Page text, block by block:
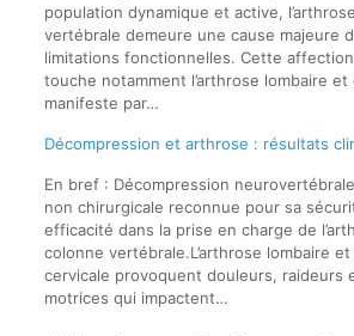
population dynamique et active,
vertébrale demeure une cause majeure
limitations fonctionnelles. Cette
touche notamment l’arthrose lombaire et
manifeste par…
Décompression et arthrose : résultats
En bref : Décompression
non chirurgicale reconnue pour sa
efficacité dans la prise en charge de
colonne vertébrale.L’arthrose lombaire et
cervicale provoquent douleurs, raideurs
motrices qui impactent…